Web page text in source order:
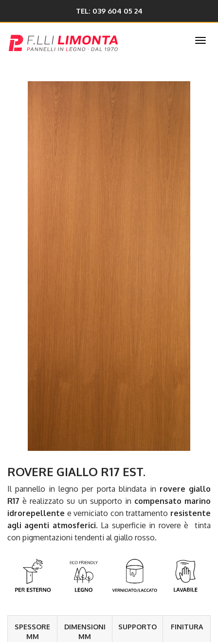
TEL: 039 604 05 24
ROVERE GIALLO R17 EST.
Il pannello in legno per porta blindata in rovere giallo
R17 è realizzato su un supporto in compensato marino
idrorepellente e verniciato con trattamento resistente
agli agenti atmosferici. La superficie in rovere è tinta
con pigmentazioni tendenti al giallo rosso.
SPESSORE
MM
DIMENSIONI
MM
SUPPORTO FINITURA